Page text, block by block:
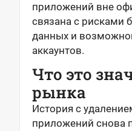
приложений вне
связана с рисками
данных и
аккаунтов.
Что это
рынка
История с
приложений снова